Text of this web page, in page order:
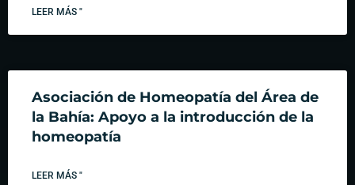
LEER MÁS "
Asociación de Homeopatía del Área de
la Bahía: Apoyo a la introducción de la
homeopatía
LEER MÁS "